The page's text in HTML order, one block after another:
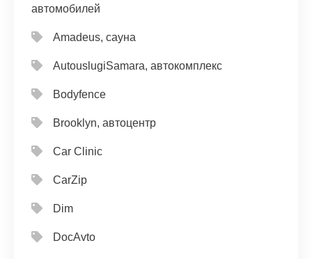
автомобилей
Amadeus, сауна
AutouslugiSamara, автокомплекс
Bodyfence
Brooklyn, автоцентр
Car Clinic
CarZip
Dim
DocAvto